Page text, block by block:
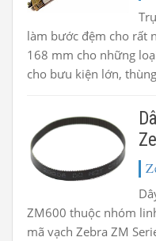
làm bước đệm cho rất
168 mm cho những
cho bưu kiện lớn,
ZM600 thuộc nhóm
mã vạch Zebra ZM